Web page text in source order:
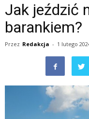
Jak jeździć
barankiem?
Przez Redakcja - 1 lutego